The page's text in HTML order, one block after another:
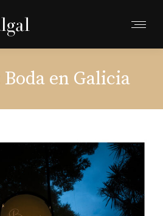
Boda en Galicia